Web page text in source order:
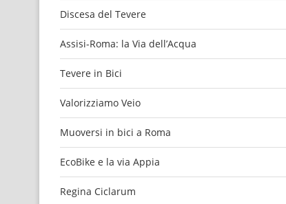
Discesa del Tevere
Assisi-Roma: la Via dell’Acqua
Tevere in Bici
Valorizziamo Veio
Muoversi in bici a Roma
EcoBike e la via Appia
Regina Ciclarum